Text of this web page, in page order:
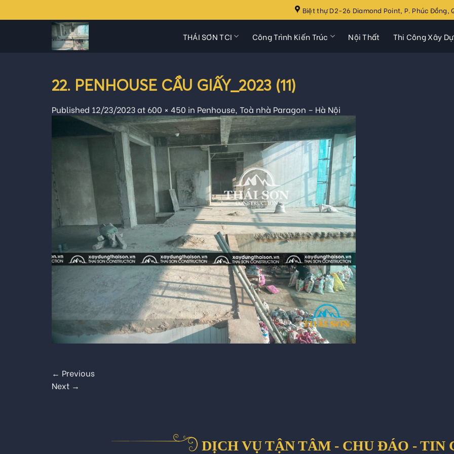
to
Biệt thự D2-26 Diamond Point, P. Phúc Đồng,
THÁI SƠN TCI Công Trình Kiến Trúc Nội Thất Thi Công Xây
22. PENHOUSE CẦU GIẤY_2023 (11)
Published 12/23/2023at 600 × 450 in Penhouse, Toà nhà Paragon – Hà Nội
← Previous
Next →
DỊCH VỤ TẬN TÂM - CHU ĐÁO - TIN